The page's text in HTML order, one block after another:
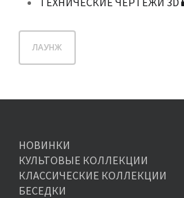
ЛАУНЖ
НОВИНКИ
КУЛЬТОВЫЕ КОЛЛЕКЦИИ
КЛАССИЧЕСКИЕ КОЛЛЕКЦИИ
БЕСЕДКИ